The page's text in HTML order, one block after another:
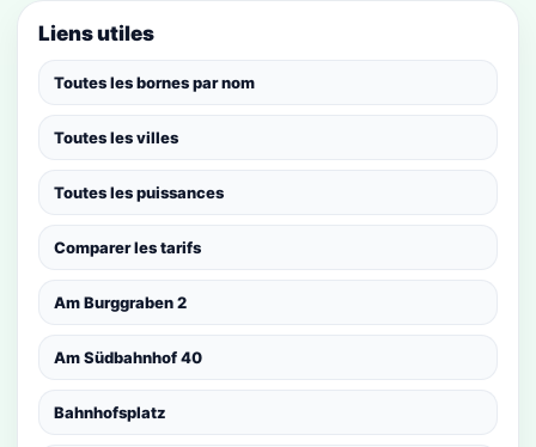
Liens utiles
Toutes les bornes par nom
Toutes les villes
Toutes les puissances
Comparer les tarifs
Am Burggraben 2
Am Südbahnhof 40
Bahnhofsplatz